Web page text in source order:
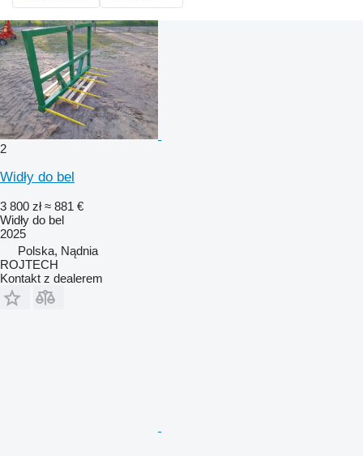
2
Widły do bel
3 800 zł ≈ 881 €
Widły do bel
2025
Polska, Nądnia
ROJTECH
Kontakt z dealerem